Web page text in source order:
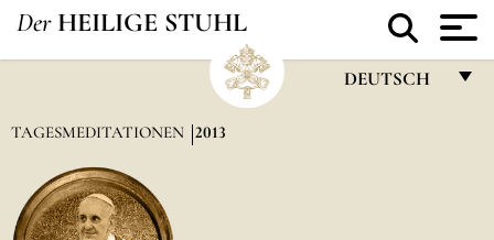
Der HEILIGE STUHL
DEUTSCH
TAGESMEDITATIONEN 2013